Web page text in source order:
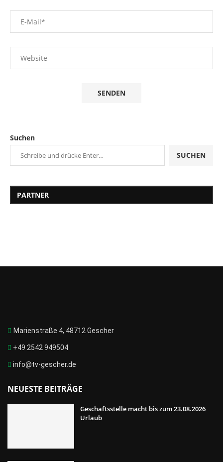
Suchen
SUCHEN
PARTNER
Marienstraße 4, 48712 Gescher
+49 2542 949504
info@tv-gescher.de
NEUESTE BEITRÄGE
Geschäftsstelle macht bis zum 23.08.2026
Urlaub